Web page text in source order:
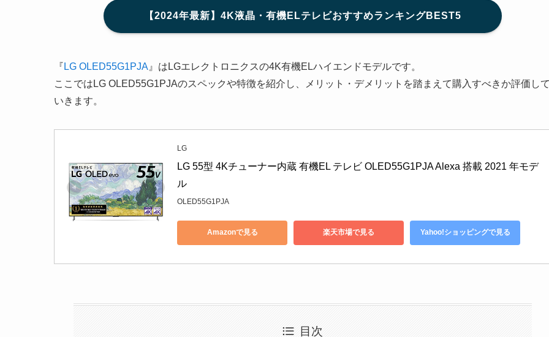
【2024年最新】4K液晶・有機ELテレビおすすめランキングBEST5
『 LG OLED55G1PJA 』はLGエレクトロニクスの4K有機ELハイエンドモデルです。
ここではLG OLED55G1PJAのスペックや特徴を紹介し、メリット・デメリットを踏まえて購入すべきか評価し
いきます。
LG
LG 55型 4Kチューナー内蔵 有機EL テレビ OLED55G1PJA Alexa 搭載 2021 年モデ
ル
OLED55G1PJA
Amazonで見る 楽天市場で見る Yahoo!ショッピングで見る
目次